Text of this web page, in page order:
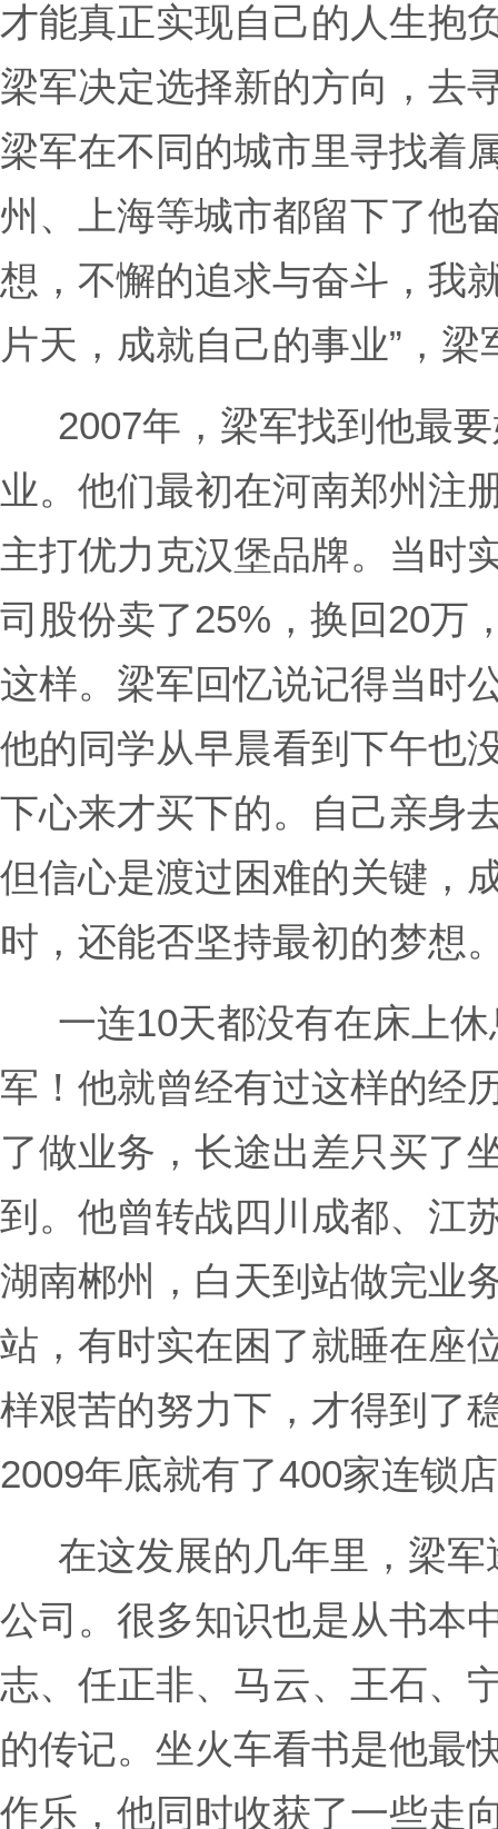
才能真正实现自己的人生抱
梁军决定选择新的方向，去
梁军在不同的城市里寻找着
州、上海等城市都留下了他
想，不懈的追求与奋斗，我
片天，成就自己的事业”，
2007年，梁军找到他最
业。他们最初在河南郑州注
主打优力克汉堡品牌。当时
司股份卖了25%，换回20万
这样。梁军回忆说记得当时
他的同学从早晨看到下午也
下心来才买下的。自己亲身
但信心是渡过困难的关键，
时，还能否坚持最初的梦想
一连10天都没有在床上
军！他就曾经有过这样的经
了做业务，长途出差只买了
到。他曾转战四川成都、江
湖南郴州，白天到站做完业
站，有时实在困了就睡在座
样艰苦的努力下，才得到了
2009年底就有了400家连锁
在这发展的几年里，梁
公司。很多知识也是从书本
志、任正非、马云、王石、
的传记。坐火车看书是他最
作乐，他同时收获了一些走